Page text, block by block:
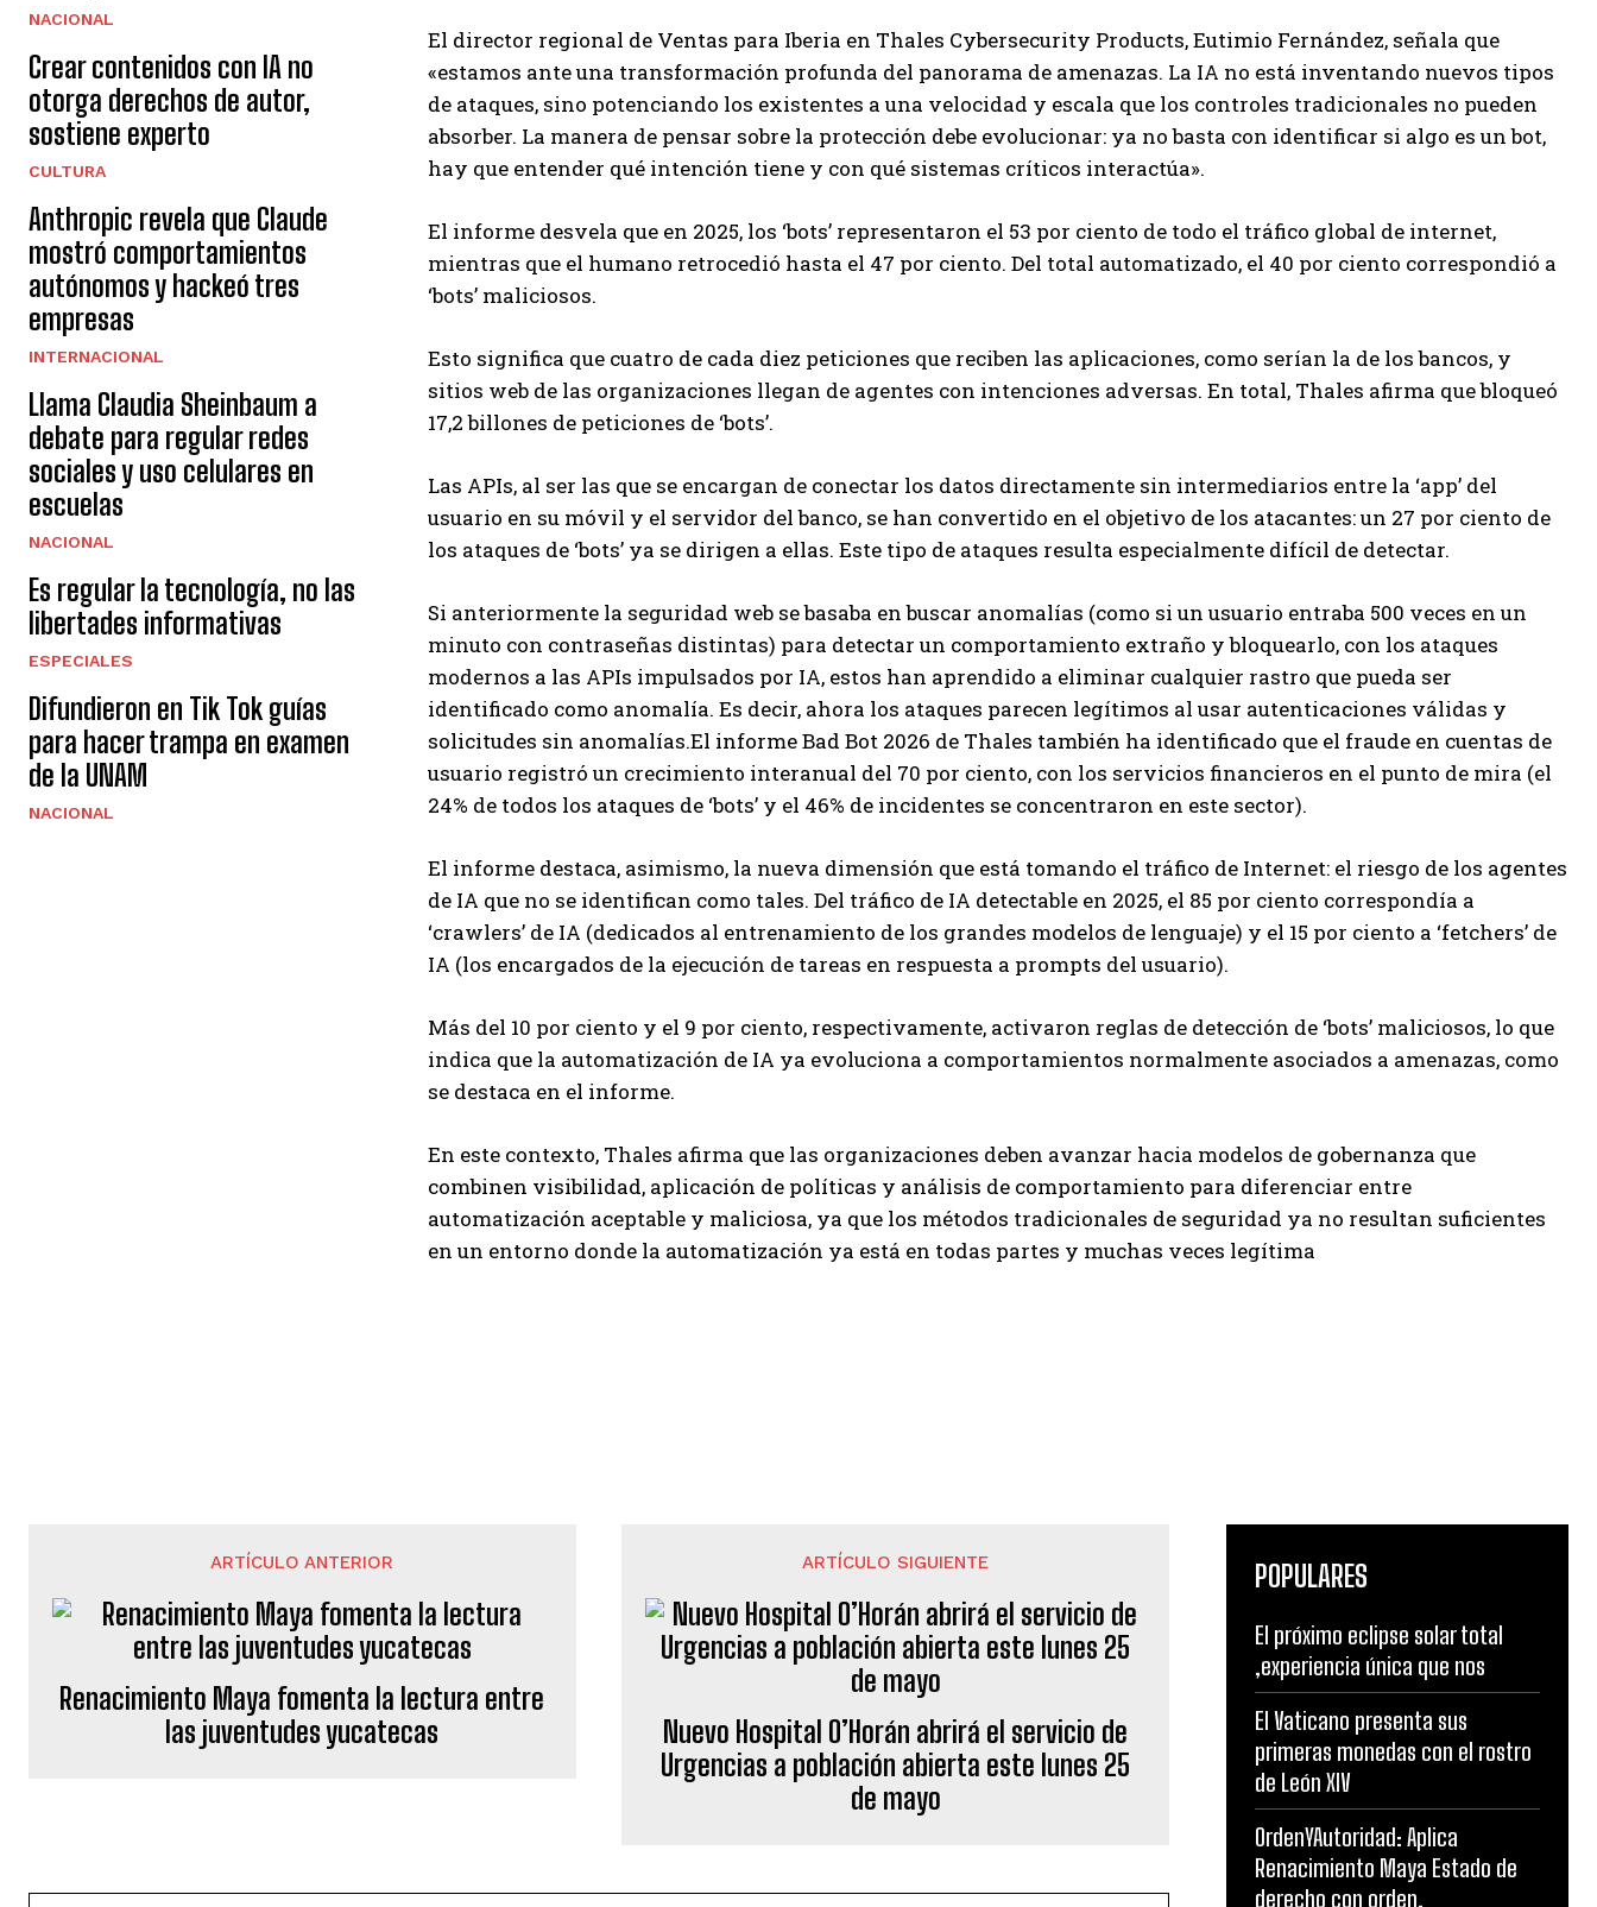
NACIONAL
Crear contenidos con IA no
otorga derechos de autor,
sostiene experto
CULTURA
Anthropic revela que Claude
mostró comportamientos
autónomos y hackeó tres
empresas
INTERNACIONAL
Llama Claudia Sheinbaum a
debate para regular redes
sociales y uso celulares en
escuelas
NACIONAL
Es regular la tecnología, no las
libertades informativas
ESPECIALES
Difundieron en Tik Tok guías
para hacer trampa en examen
de la UNAM
NACIONAL
El director regional de Ventas para Iberia en Thales Cybersecurity Products, Eutimio Fernández, señala que
«estamos ante una transformación profunda del panorama de amenazas. La IA no está inventando nuevos tipos
de ataques, sino potenciando los existentes a una velocidad y escala que los controles tradicionales no pueden
absorber. La manera de pensar sobre la protección debe evolucionar: ya no basta con identificar si algo es un bot,
hay que entender qué intención tiene y con qué sistemas críticos interactúa».
El informe desvela que en 2025, los ‘bots’ representaron el 53 por ciento de todo el tráfico global de internet,
mientras que el humano retrocedió hasta el 47 por ciento. Del total automatizado, el 40 por ciento correspondió a
‘bots’ maliciosos.
Esto significa que cuatro de cada diez peticiones que reciben las aplicaciones, como serían la de los bancos, y
sitios web de las organizaciones llegan de agentes con intenciones adversas. En total, Thales afirma que bloqueó
17,2 billones de peticiones de ‘bots’.
Las APIs, al ser las que se encargan de conectar los datos directamente sin intermediarios entre la ‘app’ del
usuario en su móvil y el servidor del banco, se han convertido en el objetivo de los atacantes: un 27 por ciento de
los ataques de ‘bots’ ya se dirigen a ellas. Este tipo de ataques resulta especialmente difícil de detectar.
Si anteriormente la seguridad web se basaba en buscar anomalías (como si un usuario entraba 500 veces en un
minuto con contraseñas distintas) para detectar un comportamiento extraño y bloquearlo, con los ataques
modernos a las APIs impulsados por IA, estos han aprendido a eliminar cualquier rastro que pueda ser
identificado como anomalía. Es decir, ahora los ataques parecen legítimos al usar autenticaciones válidas y
solicitudes sin anomalías.El informe Bad Bot 2026 de Thales también ha identificado que el fraude en cuentas de
usuario registró un crecimiento interanual del 70 por ciento, con los servicios financieros en el punto de mira (el
24% de todos los ataques de ‘bots’ y el 46% de incidentes se concentraron en este sector).
El informe destaca, asimismo, la nueva dimensión que está tomando el tráfico de Internet: el riesgo de los agentes
de IA que no se identifican como tales. Del tráfico de IA detectable en 2025, el 85 por ciento correspondía a
‘crawlers’ de IA (dedicados al entrenamiento de los grandes modelos de lenguaje) y el 15 por ciento a ‘fetchers’ de
IA (los encargados de la ejecución de tareas en respuesta a prompts del usuario).
Más del 10 por ciento y el 9 por ciento, respectivamente, activaron reglas de detección de ‘bots’ maliciosos, lo que
indica que la automatización de IA ya evoluciona a comportamientos normalmente asociados a amenazas, como
se destaca en el informe.
En este contexto, Thales afirma que las organizaciones deben avanzar hacia modelos de gobernanza que
combinen visibilidad, aplicación de políticas y análisis de comportamiento para diferenciar entre
automatización aceptable y maliciosa, ya que los métodos tradicionales de seguridad ya no resultan suficientes
en un entorno donde la automatización ya está en todas partes y muchas veces legítima
ARTÍCULO ANTERIOR
Renacimiento Maya fomenta la lectura entre
las juventudes yucatecas
ARTÍCULO SIGUIENTE
Nuevo Hospital O’Horán abrirá el servicio de
Urgencias a población abierta este lunes 25
de mayo
POPULARES
El próximo eclipse solar total
,experiencia única que nos
El Vaticano presenta sus
primeras monedas con el rostro
de León XIV
OrdenYAutoridad: Aplica
Renacimiento Maya Estado de
derecho con orden,